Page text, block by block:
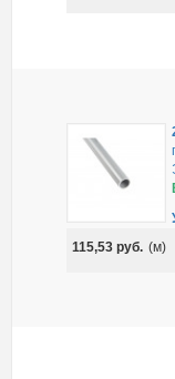
115,53руб. (м)